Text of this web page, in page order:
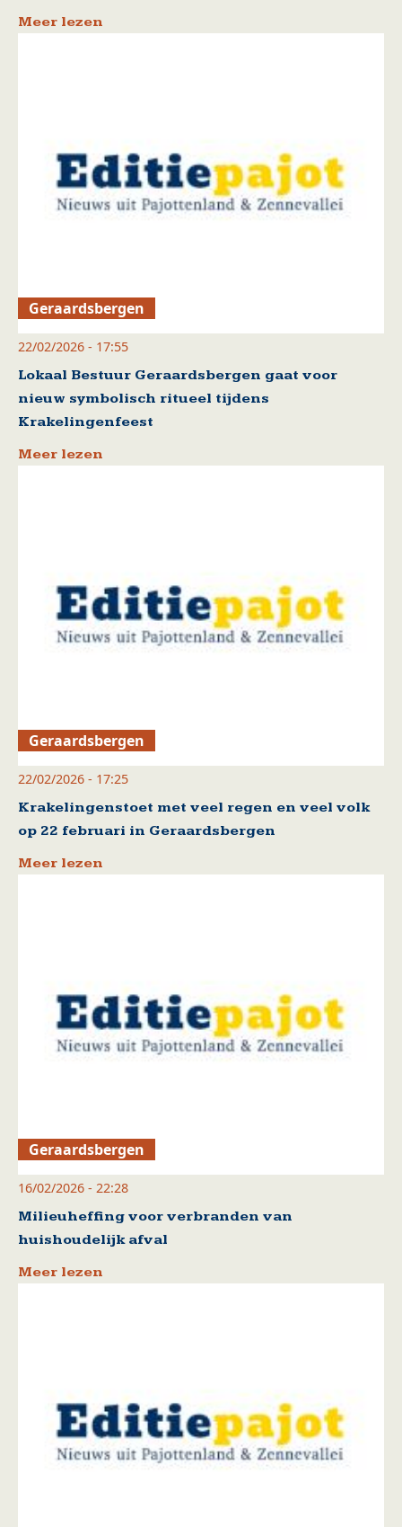
Meer lezen
Geraardsbergen
22/02/2026 - 17:55
Lokaal Bestuur Geraardsbergen gaat voor
nieuw symbolisch ritueel tijdens
Krakelingenfeest
Meer lezen
Geraardsbergen
22/02/2026 - 17:25
Krakelingenstoet met veel regen en veel volk
op 22 februari in Geraardsbergen
Meer lezen
Geraardsbergen
16/02/2026 - 22:28
Milieuheffing voor verbranden van
huishoudelijk afval
Meer lezen